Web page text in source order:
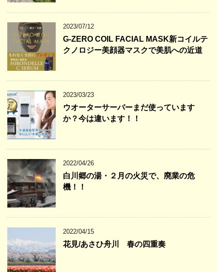
2023/07/12
G-ZERO COIL FACIAL MASK新コイルテ
クノロジー美顔器マスクで美肌への近道
2023/03/23
ウオーターサーバーまだ使っています
か？今は違います！！
2022/04/26
白川郷の湯・２月の火災で、廃業の危
機！！
2022/04/15
花見/あさひ舟川 春の四重奏